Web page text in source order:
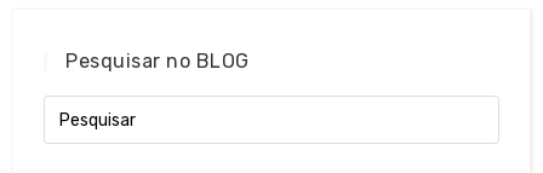
Pesquisar no BLOG